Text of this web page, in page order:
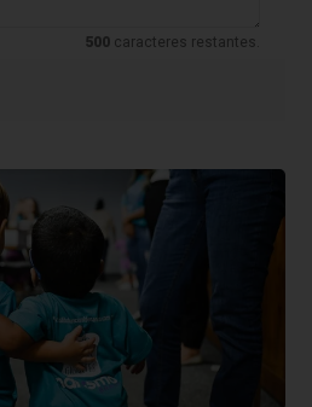
500 caracteres restantes.